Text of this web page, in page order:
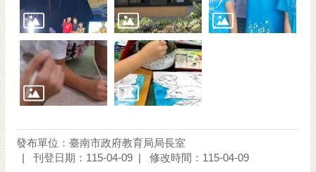
發布單位：臺南市政府教育局局長室
刊登日期：115-04-09
修改時間：115-04-09